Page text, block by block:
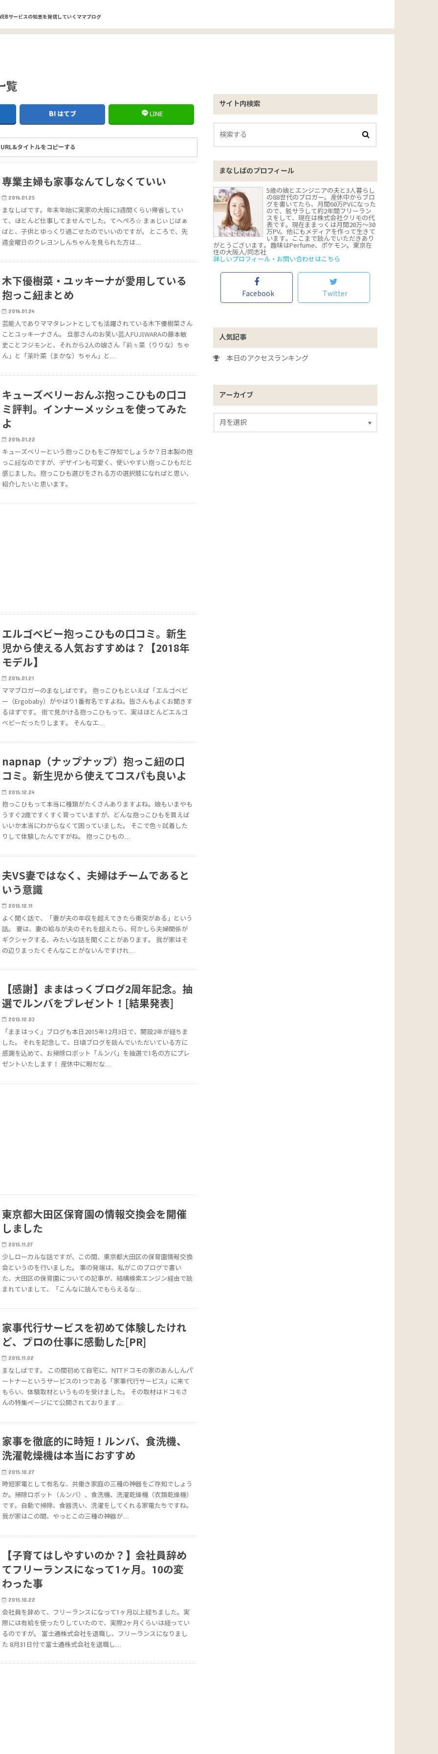
サービスの知恵を発信していくママブログ
覧
はてブ LINE
タイトルをコピーする
専業主婦も家事なんてしなくていい
2016.01.25
まなしばです。年末年始に実家の大阪に3週間くらい帰省してい
て、ほとんど仕事してませんでした。てへぺろ☆ まぁじぃじばぁ
ばと、子供とゆっくり過ごせたのでいいのですが。 ところで、先
週金曜日のクレヨンしんちゃんを見られた方は…
木下優樹菜・ユッキーナが愛用している
抱っこ紐まとめ
2016.01.24
芸能人でありママタレントとしても活躍されている木下優樹菜さん
ことユッキーナさん。 旦那さんのお笑い芸人FUJIWARAの藤本敏
史ことフジモンと、それから2人の娘さん「莉々菜（りりな）ちゃ
ん」と「茉叶菜（まかな）ちゃん」と…
キューズベリーおんぶ抱っこひもの口コ
ミ評判。インナーメッシュを使ってみた
よ
2016.01.22
キューズベリーという抱っこひもをご存知でしょうか？日本製の抱
っこ紐なのですが、デザインも可愛く、使いやすい抱っこひもだと
感じました。抱っこひも選びをされる方の選択肢になればと思い、
紹介したいと思います。
エルゴベビー抱っこひもの口コミ。新生
児から使える人気おすすめは？【2018年
モデル】
2016.01.21
ママブロガーのまなしばです。 抱っこひもといえば「エルゴベビ
ー（Ergobaby）がやはり1番有名ですよね。皆さんもよくお聞きす
るはずです。 街で見かける抱っこひもって、実はほとんどエルゴ
ベビーだったりします。 そんなエ…
napnap（ナップナップ）抱っこ紐の口
コミ。新生児から使えてコスパも良いよ
2015.12.24
抱っこひもって本当に種類がたくさんありますよね。娘もいまやも
うすぐ2歳ですくすく育っていますが、どんな抱っこひもを買えば
いいか本当にわからなくて困っていました。 そこで色々試着した
りして体験したんですがね。 抱っこひもの…
夫VS妻ではなく、夫婦はチームであると
いう意識
2015.12.11
よく聞く話で、「妻が夫の年収を超えてきたら衝突がある」という
話。 要は、妻の給与が夫のそれを超えたら、何かしら夫婦関係が
ギクシャクする、みたいな話を聞くことがあります。 我が家はそ
の辺りまったくそんなことがないんですけれ…
【感謝】ままはっくブログ2周年記念。抽
選でルンバをプレゼント！[結果発表]
2015.12.03
「ままはっく」ブログも本日2015年12月3日で、開設2年が経ちま
した。 それを記念して、日頃ブログを読んでいただいている方に
感謝を込めて、お掃除ロボット「ルンバ」を抽選で1名の方にプレ
ゼントいたします！ 産休中に暇だな…
東京都大田区保育園の情報交換会を開催
しました
2015.11.27
少しローカルな話ですが、この間、東京都大田区の保育園情報交換
会というのを行いました。 事の発端は、私がこのブログで書い
た、大田区の保育園についての記事が、結構検索エンジン経由で読
まれていまして、「こんなに読んでもらえるな…
家事代行サービスを初めて体験したけれ
ど、プロの仕事に感動した[PR]
2015.11.02
まなしばです。 この間初めて自宅に、NTTドコモの家のあんしんパ
ートナーというサービスの1つである「家事代行サービス」に来て
もらい、体験取材というものを受けました。 その取材はドコモさ
んの特集ページにて公開されております…
家事を徹底的に時短！ルンバ、食洗機、
洗濯乾燥機は本当におすすめ
2015.10.27
時短家電として有名な、共働き家庭の三種の神器をご存知でしょう
か。掃除ロボット（ルンバ）、食洗機、洗濯乾燥機（衣類乾燥機）
です。自動で掃除、食器洗い、洗濯をしてくれる家電たちですね。
我が家はこの間、やっとこの三種の神器が…
【子育てはしやすいのか？】会社員辞め
てフリーランスになって1ヶ月。10の変
わった事
2015.10.22
会社員を辞めて、フリーランスになって1ヶ月以上経ちました。実
際には有給を使ったりしていたので、実際2ヶ月くらいは経ってい
るのですが。 富士通株式会社を退職し、フリーランスになりまし
た 8月31日付で富士通株式会社を退職し…
サイト内検索
まなしばのプロフィール
5歳の娘とエンジニアの夫と3人暮らし
の88世代のブロガー。産休中からブロ
グを書いてたら、月間60万PVになった
ので、脱サラして約2年間フリーラン
スをして、現在は株式会社クリモの代
表です。現在ままっくは月間20万〜30
万PV。他にもメディアを作って生きて
います。ここまで読んでいただきあり
がとうございます。趣味はPerfume、ポケモン。東京在
住の大阪人/同志社
詳しいプロフィール・お問い合わせはこちら
Facebook Twitter
人気記事
本日のアクセスランキング
アーカイブ